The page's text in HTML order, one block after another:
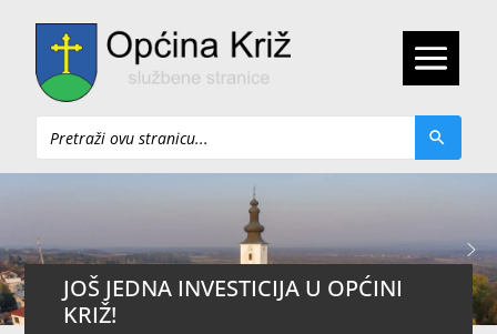
Pretraži
JOŠ JEDNA INVESTICIJA U OPĆINI
KRIŽ!